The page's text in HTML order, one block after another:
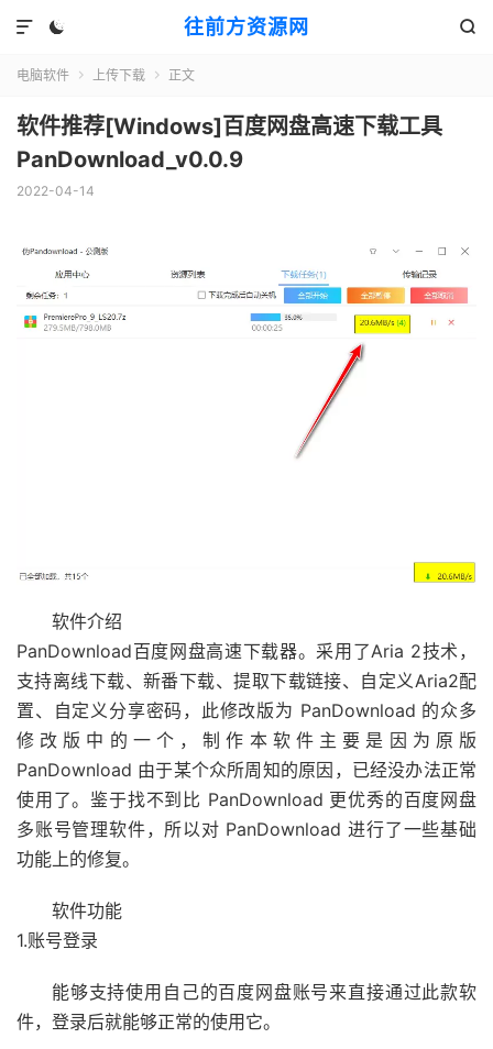
往前方资源网
 

电脑软件  上传下载  正文
软件推荐[Windows]百度网盘高速下载工具
PanDownload_v0.0.9
2022-04-14
软件介绍
PanDownload百度网盘高速下载器。采用了Aria 2技术，
支持离线下载、新番下载、提取下载链接、自定义Aria2配
置、自定义分享密码，此修改版为 PanDownload 的众多
修改版中的一个，制作本软件主要是因为原版
PanDownload 由于某个众所周知的原因，已经没办法正常
使用了。鉴于找不到比 PanDownload 更优秀的百度网盘
多账号管理软件，所以对 PanDownload 进行了一些基础
功能上的修复。
软件功能
1.账号登录
能够支持使用自己的百度网盘账号来直接通过此款软
件，登录后就能够正常的使用它。